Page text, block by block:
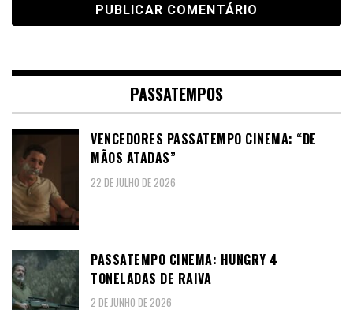
PASSATEMPOS
VENCEDORES PASSATEMPO CINEMA: “DE
MÃOS ATADAS”
22 DE JULHO DE 2026
PASSATEMPO CINEMA: HUNGRY 4
TONELADAS DE RAIVA
2 DE JUNHO DE 2026